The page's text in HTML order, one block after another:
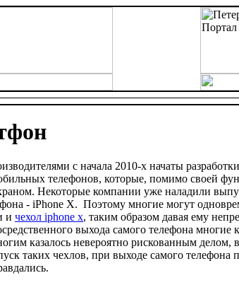
с начала 2010-х начаты
телефонов, которые, помимо своей
Некоторые компании уже наладили
- iPhone Х. Поэтому многие могут
и чехол iphone x, таким образом давая ему
выхода самого телефона
казалось невероятно рискованным делом,
таких чехлов, при выходе самого